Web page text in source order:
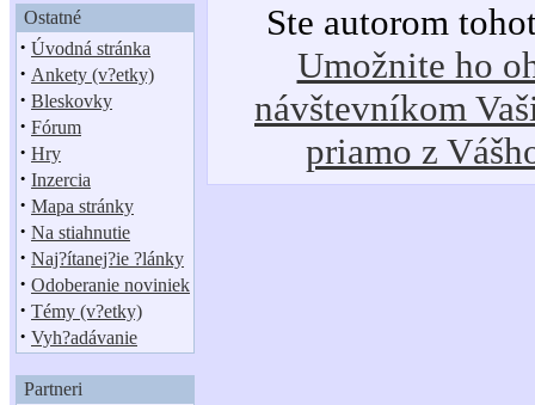
Ostatné
· Úvodná stránka
· Ankety (v?etky)
· Bleskovky
· Fórum
· Hry
· Inzercia
· Mapa stránky
· Na stiahnutie
· Naj?ítanej?ie ?lánky
· Odoberanie noviniek
· Témy (v?etky)
· Vyh?adávanie
Partneri
Ste autorom
Umožnite ho
návštevníkom
priamo z